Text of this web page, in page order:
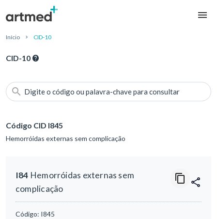
Início CID-10
CID-10
Digite o código ou palavra-chave para consultar
Código CID I845
Hemorróidas externas sem complicação
I84 Hemorróidas externas sem
complicação
Código: I845